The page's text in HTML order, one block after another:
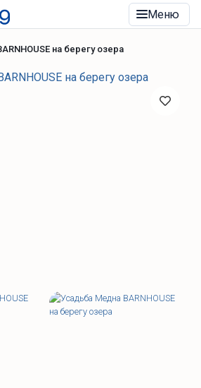
Меню
на берегу озера